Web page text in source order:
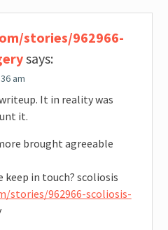
stories/962966-
says:
am
It in reality was
it.
brought agreeable
keep in touch? scoliosis
stories/962966-scoliosis-